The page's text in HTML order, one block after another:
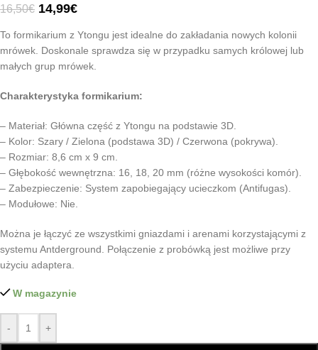
16,50€ 14,99€
To formikarium z Ytongu jest idealne do zakładania nowych kolonii
mrówek. Doskonale sprawdza się w przypadku samych królowej lub
małych grup mrówek.
Charakterystyka formikarium:
– Materiał: Główna część z Ytongu na podstawie 3D.
– Kolor: Szary / Zielona (podstawa 3D) / Czerwona (pokrywa).
– Rozmiar: 8,6 cm x 9 cm.
– Głębokość wewnętrzna: 16, 18, 20 mm (różne wysokości komór).
– Zabezpieczenie: System zapobiegający ucieczkom (Antifugas).
– Modułowe: Nie.
Można je łączyć ze wszystkimi gniazdami i arenami korzystającymi z
systemu Antderground. Połączenie z probówką jest możliwe przy
użyciu adaptera.
W magazynie
- +